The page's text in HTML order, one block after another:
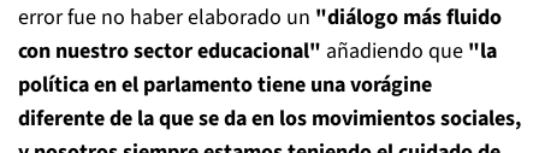
error fue no haber elaborado un "diálogo más fluido
con nuestro sector educacional" añadiendo que "la
política en el parlamento tiene una vorágine
diferente de la que se da en los movimientos sociales,